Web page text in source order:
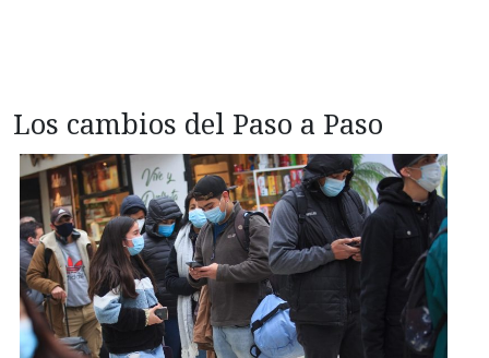
Los cambios del Paso a Paso